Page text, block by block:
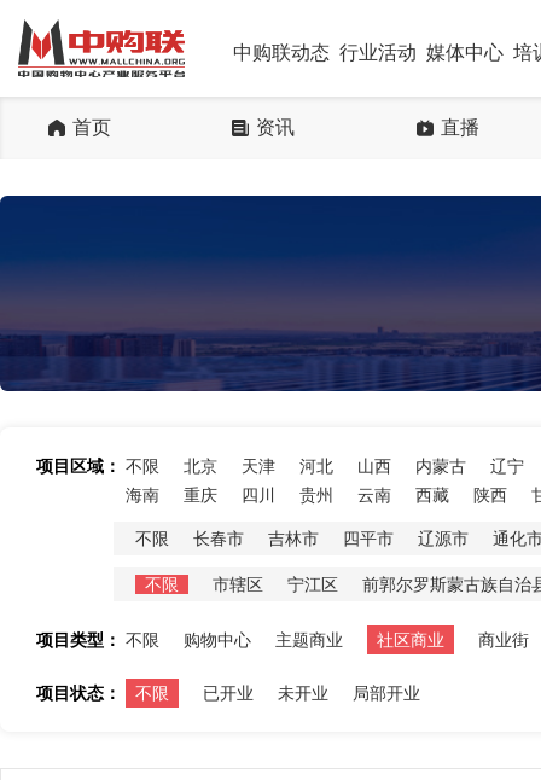
中购联动态 行业活动 媒体中心 培
首页 资讯 直播
项目区域： 不限 北京 天津 河北 山西 内蒙古
辽宁
海南
重庆 四川 贵州 云南 西藏 陕西
不限 长春市 吉林市 四平市 辽源市 通化
不限 市辖区 宁江区 前郭尔罗斯蒙古族自治
项目类型： 不限 购物中心 主题商业 社区商业 商业街
项目状态： 不限 已开业 未开业 局部开业